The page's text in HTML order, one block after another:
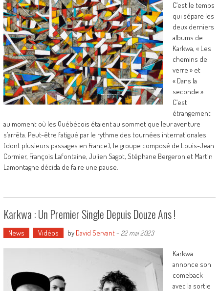
C’est le temps
qui sépare les
deux derniers
albums de
Karkwa, « Les
chemins de
verre » et
« Dans la
seconde ».
C’est
étrangement
au moment où les Québécois étaient au sommet que leur aventure
s’arrêta. Peut-être fatigué par le rythme des tournées internationales
(dont plusieurs passages en France), le groupe composé de Louis-Jean
Cormier, François Lafontaine, Julien Sagot, Stéphane Bergeron et Martin
Lamontagne décida de faire une pause.
Karkwa : Un Premier Single Depuis Douze Ans !
News Vidéos by David Servant- 22 mai 2023
Karkwa
annonce son
comeback
avec la sortie